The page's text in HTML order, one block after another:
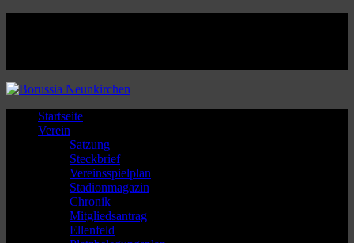
Startseite
Verein
Satzung
Steckbrief
Vereinsspielplan
Stadionmagazin
Chronik
Mitgliedsantrag
Ellenfeld